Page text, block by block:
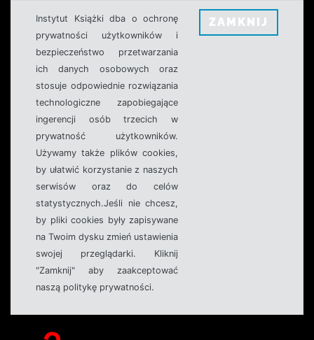
Instytut Książki dba o ochronę
prywatności użytkowników i
bezpieczeństwo przetwarzania
ich danych osobowych oraz
stosuje odpowiednie rozwiązania
technologiczne zapobiegające
ingerencji osób trzecich w
prywatność użytkowników.
Używamy także plików cookies,
by ułatwić korzystanie z naszych
serwisów oraz do celów
statystycznych.Jeśli nie chcesz,
by pliki cookies były zapisywane
na Twoim dysku zmień ustawienia
swojej przeglądarki. Kliknij
"Zamknij" aby zaakceptować
naszą politykę prywatności.
ZAMKNIJ